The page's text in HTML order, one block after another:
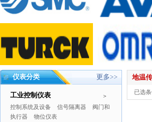
仪表分类 更多>>
>
工业控制仪表
控制系统及设备 信号隔离器
阀门和
执行器
物位仪表
地温
已选条